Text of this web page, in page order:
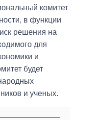
комитет
в функции
решения на
для
и
будет
и ученых.